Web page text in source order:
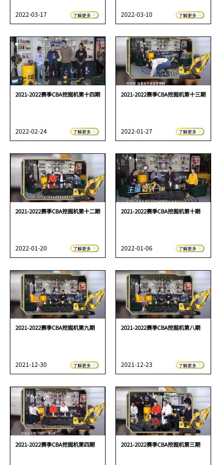
2022-03-17 了解更多 2022-03-10 了解更多
2021-2022赛季CBA挖掘机第十四期
2022-02-24 了解更多
2021-2022赛季CBA挖掘机第十三期
2022-01-27 了解更多
2021-2022赛季CBA挖掘机第十二期
2022-01-20 了解更多
2021-2022赛季CBA挖掘机第十期
2022-01-06 了解更多
2021-2022赛季CBA挖掘机第九期
2021-12-30 了解更多
2021-2022赛季CBA挖掘机第八期
2021-12-23 了解更多
2021-2022赛季CBA挖掘机第四期 2021-2022赛季CBA挖掘机第三期